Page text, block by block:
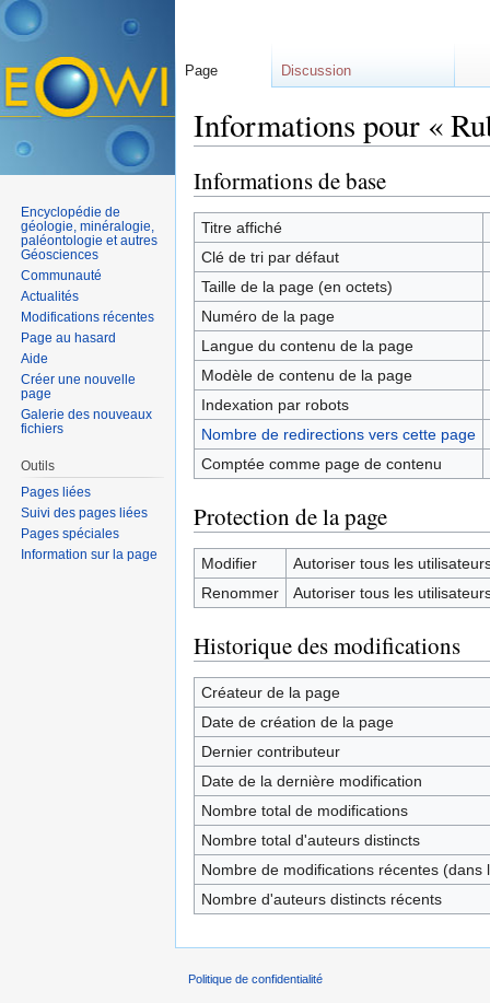
Informations pour «
Informations de base
Titre affiché
Clé de tri par défaut
Taille de la page (en octets)
Numéro de la page
Langue du contenu de la page
Modèle de contenu de la page
Indexation par robots
Nombre de redirections vers cette page
Comptée comme page de contenu
Protection de la page
Modifier
Autoriser tous les
Renommer
Autoriser tous les
Historique des modifications
Créateur de la page
Date de création de la page
Dernier contributeur
Date de la dernière modification
Nombre total de modifications
Nombre total d'auteurs distincts
Nombre de modifications récentes (dans
Nombre d'auteurs distincts récents
Page Discussion
Encyclopédie de
géologie, minéralogie,
paléontologie et autres
Géosciences
Communauté
Actualités
Modifications récentes
Page au hasard
Aide
Créer une nouvelle
page
Galerie des nouveaux
fichiers
Outils
Pages liées
Suivi des pages liées
Pages spéciales
Information sur la page
Politique de confidentialité